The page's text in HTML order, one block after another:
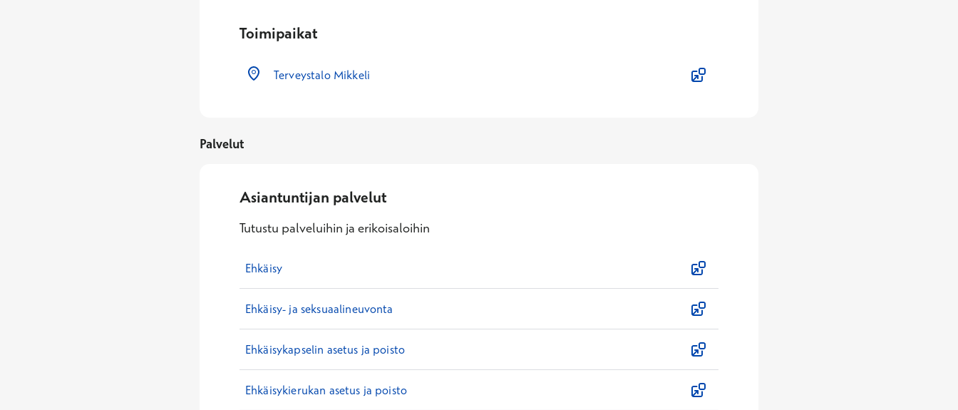
Toimipaikat
Terveystalo Mikkeli
Palvelut
Asiantuntijan palvelut
Tutustu palveluihin ja erikoisaloihin
Ehkäisy
Ehkäisy- ja seksuaalineuvonta
Ehkäisykapselin asetus ja poisto
Ehkäisykierukan asetus ja poisto